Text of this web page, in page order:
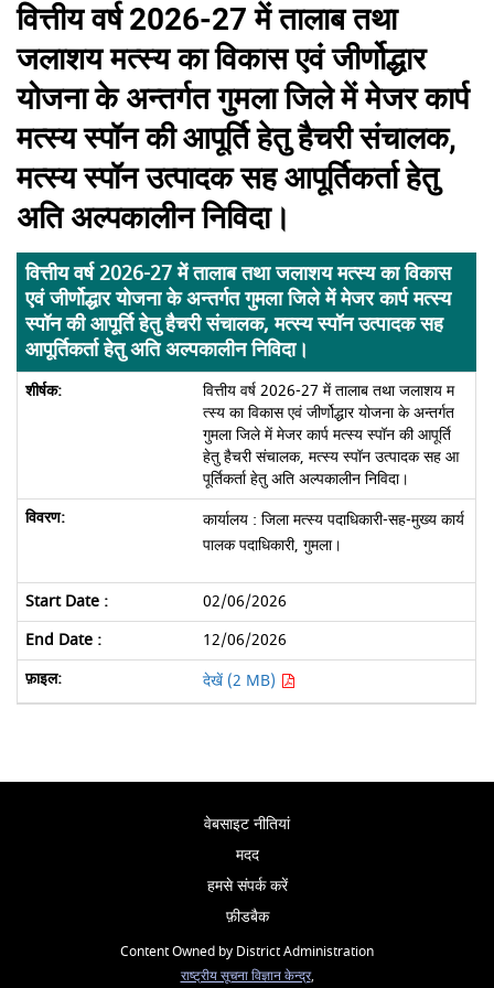
वित्तीय वर्ष 2026-27 में तालाब तथा
जलाशय मत्स्य का विकास एवं जीर्णोद्धार
योजना के अन्तर्गत गुमला जिले में मेजर कार्प
मत्स्य स्पॉन की आपूर्ति हेतु हैचरी संचालक,
मत्स्य स्पॉन उत्पादक सह आपूर्तिकर्ता हेतु
अति अल्पकालीन निविदा।
वित्तीय वर्ष 2026-27 में तालाब तथा जलाशय मत्स्य का विकास
एवं जीर्णोद्धार योजना के अन्तर्गत गुमला जिले में मेजर कार्प मत्स्य
स्पॉन की आपूर्ति हेतु हैचरी संचालक, मत्स्य स्पॉन उत्पादक सह
आपूर्तिकर्ता हेतु अति अल्पकालीन निविदा।
वित्तीय वर्ष 2026-27 में तालाब तथा जलाशय म
त्स्य का विकास एवं जीर्णोद्धार योजना के अन्तर्गत
गुमला जिले में मेजर कार्प मत्स्य स्पॉन की आपूर्ति
हेतु हैचरी संचालक, मत्स्य स्पॉन उत्पादक सह आ
पूर्तिकर्ता हेतु अति अल्पकालीन निविदा।
कार्यालय : जिला मत्स्य पदाधिकारी-सह-मुख्य कार्य
पालक पदाधिकारी, गुमला।
02/06/2026
12/06/2026
देखें (2 MB)
वेबसाइट नीतियां
मदद
हमसे संपर्क करें
फ़ीडबैक
Content Owned by District Administration
राष्ट्रीय सूचना विज्ञान केन्द्र,